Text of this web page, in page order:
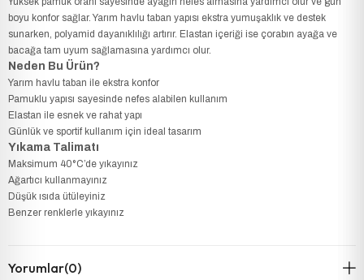
boyu konfor sağlar. Yarım havlu taban yapısı ekstra yumuşaklık ve destek
sunarken, polyamid dayanıklılığı artırır. Elastan içeriği ise çorabın ayağa ve
bacağa tam uyum sağlamasına yardımcı olur.
Neden Bu Ürün?
Yarım havlu taban ile ekstra konfor
Pamuklu yapısı sayesinde nefes alabilen kullanım
Elastan ile esnek ve rahat yapı
Günlük ve sportif kullanım için ideal tasarım
Yıkama Talimatı
Maksimum 40°C’de yıkayınız
Ağartıcı kullanmayınız
Düşük ısıda ütüleyiniz
Benzer renklerle yıkayınız
Yorumlar(0)